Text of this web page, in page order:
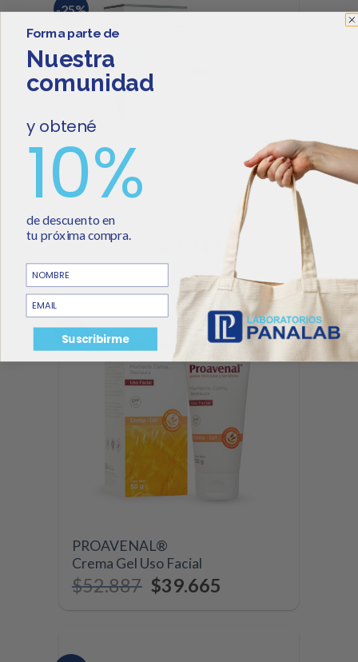
-25%
Detenage® G gel 10%
$82.997
-25%
PROAVENAL®
Crema Gel Uso Facial
$52.887 $39.665
Forma parte de
Nuestra
comunidad
y obtené
10%
de descuento en
tu próximacompra.
NOMBRE
email
Suscribirme